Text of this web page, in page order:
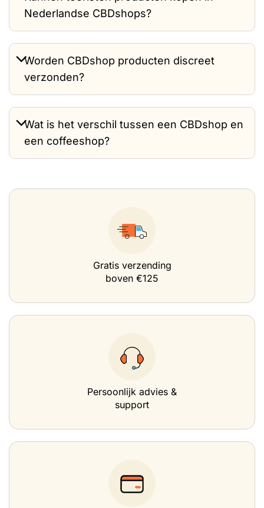
Nederlandse CBDshops?
Worden CBDshop producten discreet
verzonden?
Wat is het verschil tussen een CBDshop en
een coffeeshop?
Gratis verzending
boven €125
Persoonlijk advies &
support